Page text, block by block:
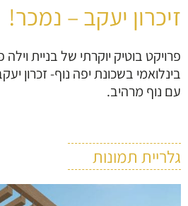
זיכרון יעקב – נמכר!
פרויקט בוטיק יוקרתי של בניית
בינלואמי בשכונת יפה נוף- זכרון
עם נוף מרהיב.
גלריית תמונות